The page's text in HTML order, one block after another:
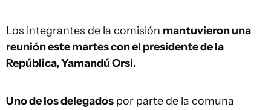
Los integrantes de la comisión mantuvieron una
reunión este martes con el presidente de la
República, Yamandú Orsi.
Uno de los delegados por parte de la comuna